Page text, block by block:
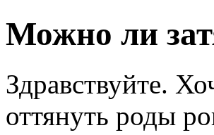
Можно ли
Здравствуйте.
оттянуть роды